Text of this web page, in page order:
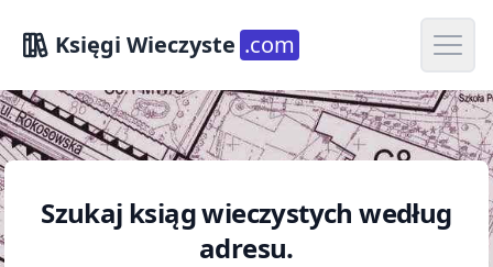
Księgi Wieczyste .com Open
Szukaj ksiąg wieczystych według
adresu.